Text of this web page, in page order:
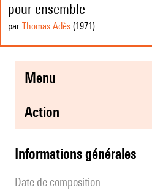
pour ensemble
par Thomas Adès (1971 )
menu
action
informations générales
date de composition